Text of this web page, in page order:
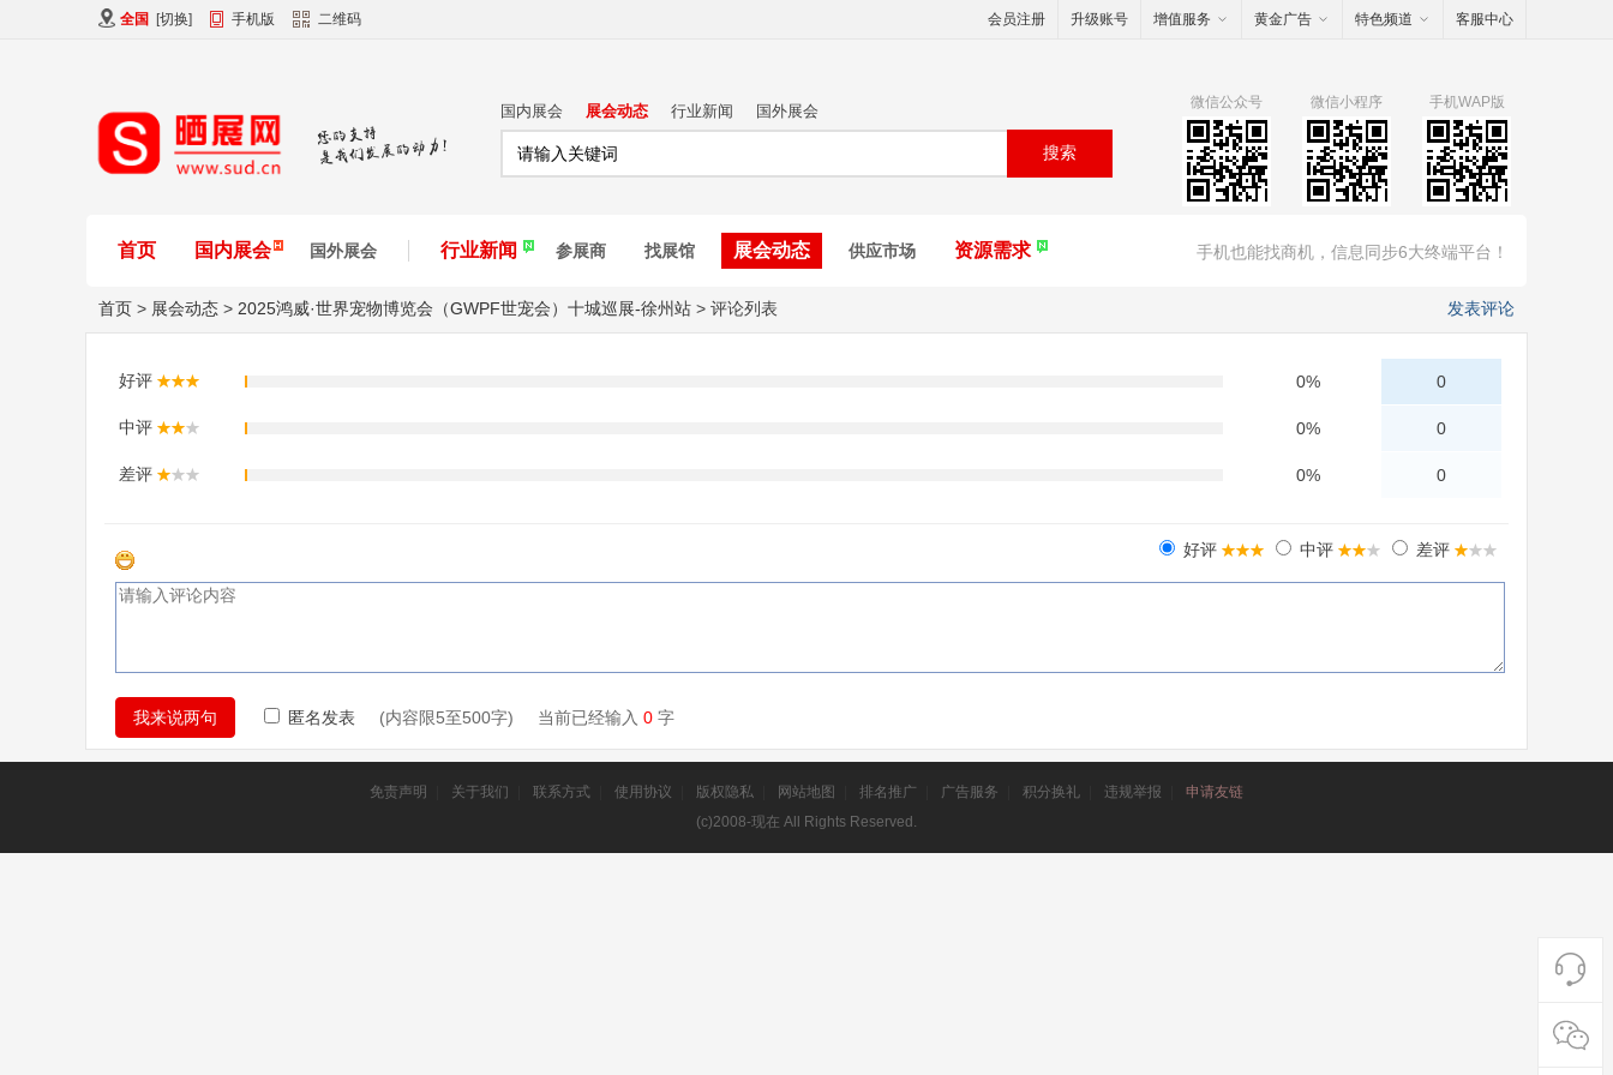
全国 [切换] 手机版 二维码 会员注册 升级账号 增值服务 黄金广告 特色频道 客服中心
国内展会 展会动态 行业新闻 国外展会
搜索
手机WAP版
手机也能找商机，信息同步6大终端平台！
微信小程序
微信公众号
首页 国内展会 国外展会 行业新闻 参展商 找展馆 展会动态 供应市场 资源需求
发表评论
首页 > 展会动态 > 2025鸿威·世界宠物博览会（GWPF世宠会）十城巡展-徐州站 > 评论列表
好评 0% 0
中评 0% 0
差评 0% 0
好评 中评 差评
匿名发表 (内容限5至500字) 当前已经输入 0 字
免责声明 关于我们 联系方式 使用协议 版权隐私 网站地图 排名推广 广告服务 积分换礼 违规举报
申请友链
(c)2008-现在 All Rights Reserved.